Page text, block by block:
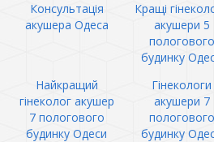
Консультація
акушера Одеса
Кращі
акушери 5
пологового
будинку
Найкращий
гінеколог акушер
7 пологового
будинку Одеси
Гінекологи
акушери 7
пологового
будинку